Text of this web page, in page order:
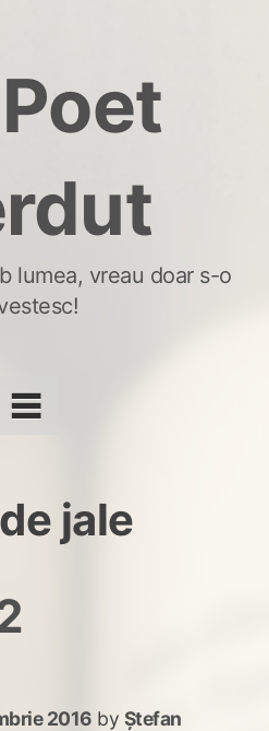
lumea, vreau doar s-o
de jale
2016 by Ștefan